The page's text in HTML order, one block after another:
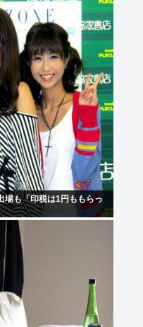
場も「印税は1円ももらっ